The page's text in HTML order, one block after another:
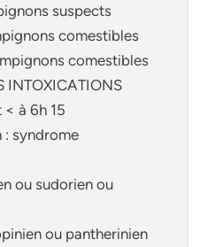
suspects
comestibles
comestibles
INTOXICATIONS
à 6h 15
: syndrome
ou sudorien ou
ou pantherinien